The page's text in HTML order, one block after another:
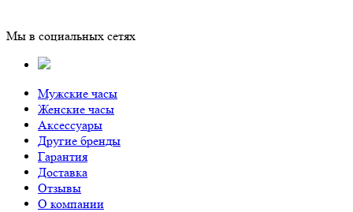
Мы в социальных сетях
Мужские часы
Женские часы
Аксессуары
Другие бренды
Гарантия
Доставка
Отзывы
О компании